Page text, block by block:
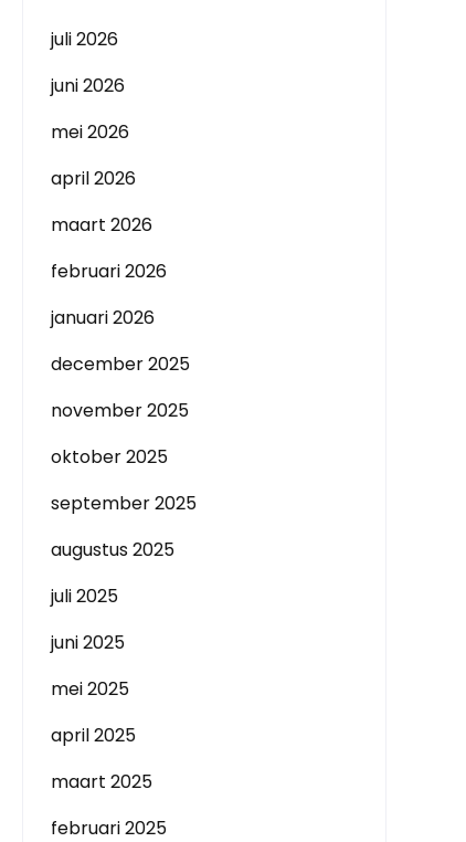
juli 2026
juni 2026
mei 2026
april 2026
maart 2026
februari 2026
januari 2026
december 2025
november 2025
oktober 2025
september 2025
augustus 2025
juli 2025
juni 2025
mei 2025
april 2025
maart 2025
februari 2025